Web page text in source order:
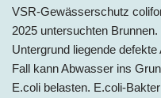
VSR-Gewässerschutz
2025 untersuchten
Untergrund liegende
Fall kann Abwasser ins
E.coli belasten. E.coli-